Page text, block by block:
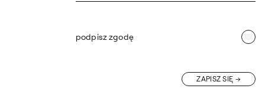
podpisz zgodę
ZAPISZ SIĘ